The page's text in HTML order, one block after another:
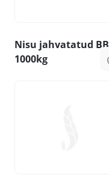
Nisu jahvatatud BB
1000kg